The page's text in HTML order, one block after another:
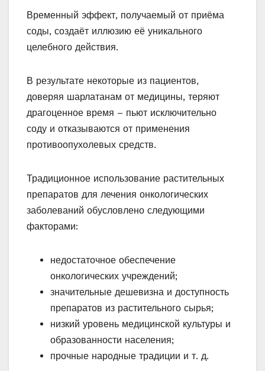
Временный эффект, получаемый от приёма
соды, создаёт иллюзию её уникального
целебного действия.
В результате некоторые из пациентов,
доверяя шарлатанам от медицины, теряют
драгоценное время – пьют исключительно
соду и отказываются от применения
противоопухолевых средств.
Традиционное использование растительных
препаратов для лечения онкологических
заболеваний обусловлено следующими
факторами:
недостаточное обеспечение
онкологических учреждений;
значительные дешевизна и доступность
препаратов из растительного сырья;
низкий уровень медицинской культуры и
образованности населения;
прочные народные традиции и т. д.